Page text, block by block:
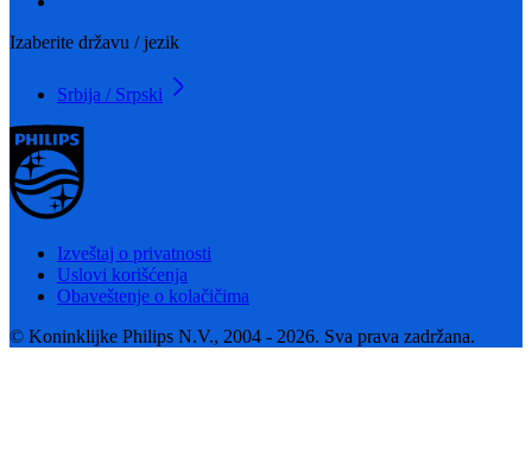
Izaberite državu / jezik
Srbija / Srpski
Izveštaj o privatnosti
Uslovi korišćenja
Obaveštenje o kolačičima
© Koninklijke Philips N.V., 2004 - 2026. Sva prava zadržana.